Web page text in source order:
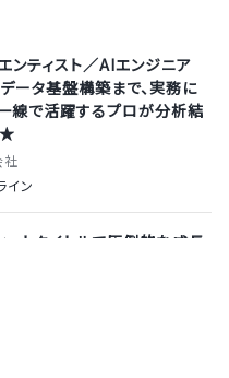
ンティスト／AIエンジニア
タ基盤構築まで、実務に
線で活躍するプロが分析結
社
イン
ットタイトルで圧倒的な成長